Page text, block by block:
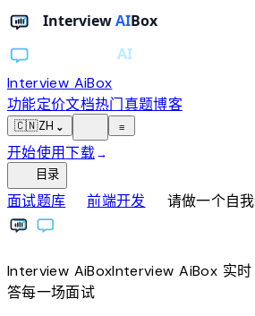
Interview AiBox
功能定价文档热门真题博客
🇨🇳ZH ⌄ ≡
开始使用下载→
目录
面试题库chevron_right前端开发chevron_right 请做一个自
Interview AiBoxInterviewAiBox实时
答每一场面试